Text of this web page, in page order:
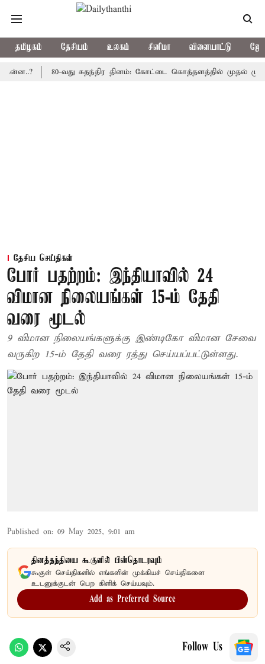
தமிழகம் தேசியம் உலகம் சினிமா விளையாட்டு
80-வது சுதந்திர தினம்: கோட்டை கொத்தளத்தில் முதல் முறையாக
தேசிய செய்திகள்
போர் பதற்றம்: இந்தியாவில் 24
விமான நிலையங்கள் 15-ம் தேதி
வரை மூடல்
9 விமான நிலையங்களுக்கு இண்டிகோ விமான சேவை
வருகிற 15-ம் தேதி வரை ரத்து செய்யப்பட்டுள்ளது.
Published on: 09 May 2025, 9:01 am
தினத்தந்தியை கூகுளில் பின்தொடரவும்
கூகுள் செய்திகளில் எங்களின் முக்கியச் செய்திகளை
உடனுக்குடன் பெற கிளிக் செய்யவும்.
Add as Preferred Source
Follow Us